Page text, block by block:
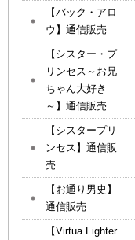
【バック・アロ
ウ】通信販売
【シスター・プ
リンセス～お兄
ちゃん大好き
～】通信販売
【シスタープリ
ンセス】通信販
売
【お通り男史】
通信販売
【Virtua Fighter